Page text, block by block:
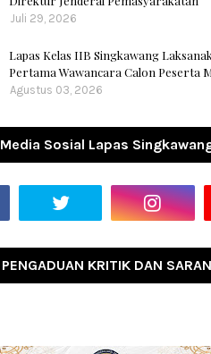
Juli 29, 2026
Lapas Kelas IIB Singkawang
Pertama Wawancara Calon Peserta
Agustus 03, 2026
Media Sosial Lapas
PENGADUAN KRITIK DAN SARAN